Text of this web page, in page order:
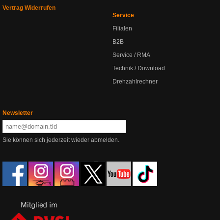
Vertrag Widerrufen
Service
Filialen
B2B
Service / RMA
Technik / Download
Drehzahlrechner
Newsletter
Sie können sich jederzeit wieder abmelden.